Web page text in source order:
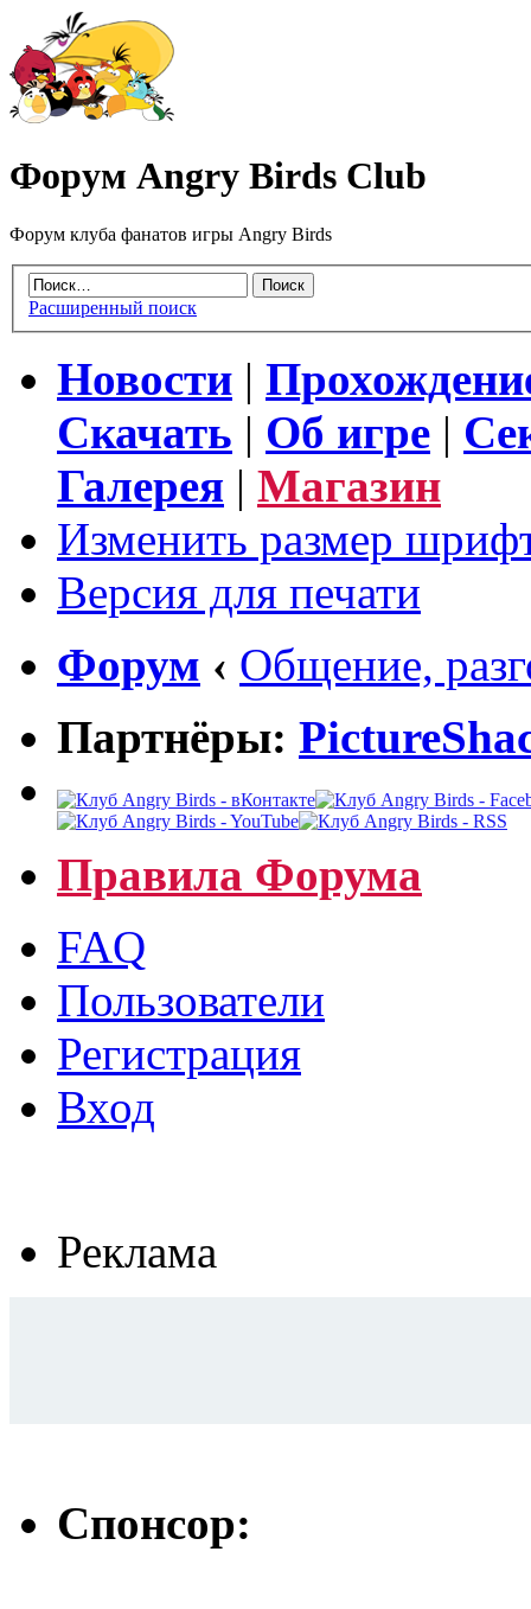
Форум Angry Birds Club
Форум клуба фанатов игры Angry Birds
Расширенный поиск
Новости |
Скачать | Об игре |
Галерея | Магазин
Изменить размер
Версия для печати
Форум ‹ Общение,
Партнёры:
Правила Форума
FAQ
Пользователи
Регистрация
Вход
Реклама
Спонсор: